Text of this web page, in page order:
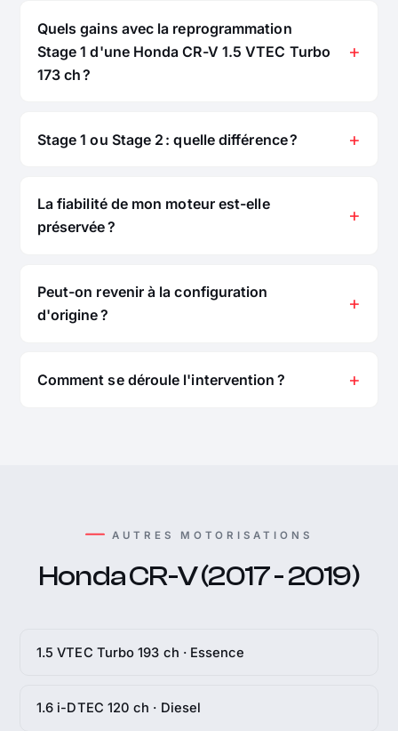
Quels gains avec la reprogrammation
Stage 1 d'une Honda CR-V 1.5 VTEC Turbo
173 ch ?
Stage 1 ou Stage 2 : quelle différence ?
La fiabilité de mon moteur est-elle
préservée ?
Peut-on revenir à la configuration
d'origine ?
Comment se déroule l'intervention ?
AUTRES MOTORISATIONS
Honda CR-V (2017 - 2019)
1.5 VTEC Turbo 193 ch · Essence
1.6 i-DTEC 120 ch · Diesel